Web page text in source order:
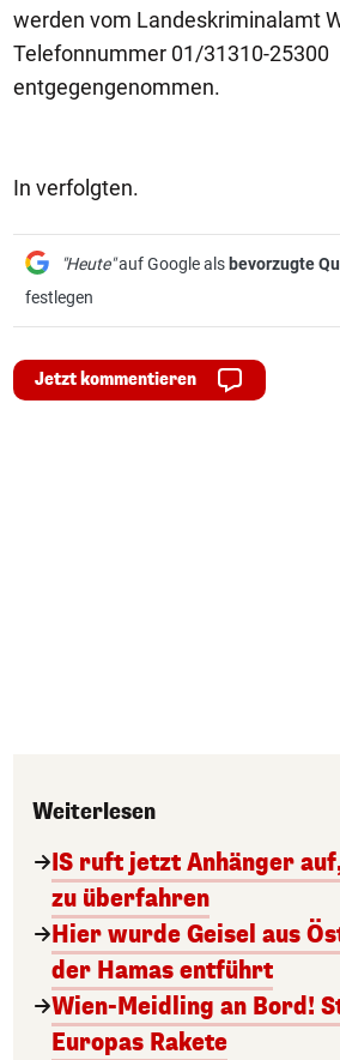
werden vom Landeskriminalamt
Telefonnummer 01/31310-25300
entgegengenommen.
In verfolgten.
"Heute"auf Google als bevorzugte
festlegen
Jetzt kommentieren
Weiterlesen
IS ruft jetzt Anhänger
zu überfahren
Hier wurde Geisel aus
der Hamas entführt
Wien-Meidling an Bord!
Europas Rakete